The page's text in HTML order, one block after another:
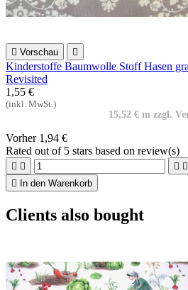
 Vorschau 
Kinderstoffe Baumwolle Stoff Hasen
Revisited
1,55 €
(inkl. MwSt.)
15,52 € m zzgl.
Vorher 1,94 €
Rated out of 5 stars based on review(s)
   

In den Warenkorb
Clients also bought